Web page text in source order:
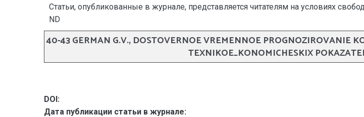
Статьи, опубликованные в журнале, представляется читателям на условиях
ND
40-43 GERMAN G.V., DOSTOVERNOE VREMENNOE PROGNOZIROVANIE
TEXNIKOE_KONOMICHESKIX
DOI:
Дата публикации статьи в журнале: